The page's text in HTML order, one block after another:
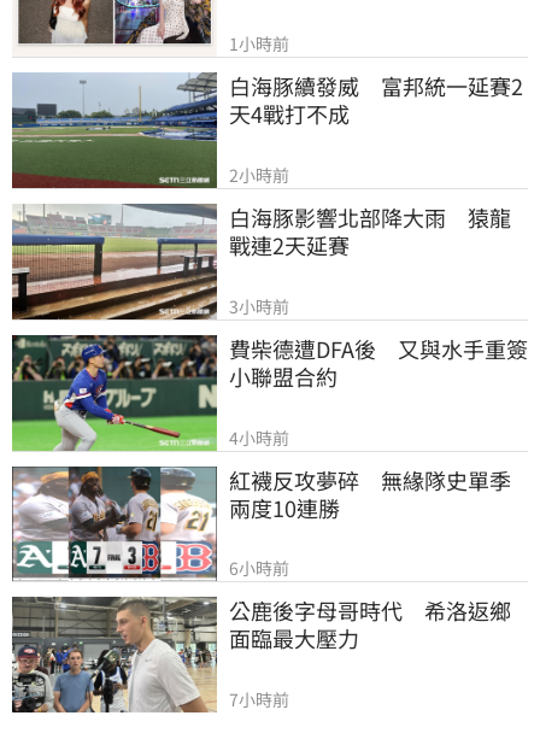
1小時前
白海豚續發威　富邦統一延賽2
天4戰打不成
2小時前
白海豚影響北部降大雨　猿龍
戰連2天延賽
3小時前
費柴德遭DFA後　又與水手重簽
小聯盟合約
4小時前
紅襪反攻夢碎　無緣隊史單季
兩度10連勝
6小時前
公鹿後字母哥時代　希洛返鄉
面臨最大壓力
7小時前